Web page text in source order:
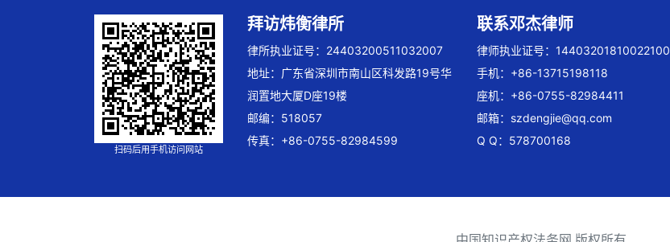
扫码后用手机访问网站
拜访炜衡律所
律所执业证号：24403200511032007
地址：广东省深圳市南山区科发路19号华
润置地大厦D座19楼
邮编：518057
传真：+86-0755-82984599
联系邓杰律师
律师执业证号：14403201810022100
手机：+86-13715198118
座机：+86-0755-82984411
邮箱： szdengjie@qq.com
Q Q：578700168